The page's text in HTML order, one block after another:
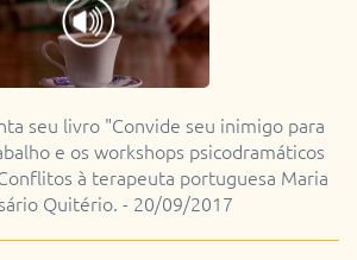
seu livro "Convide seu inimigo para
e os workshops psicodramáticos
à terapeuta portuguesa Maria
Quitério. - 20/09/2017